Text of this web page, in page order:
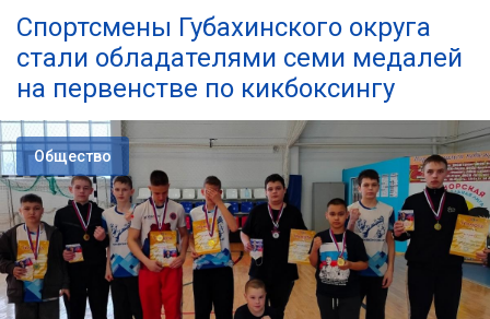
Наши интервью
Спортсмены Губахинского округа
стали обладателями семи медалей
на первенстве по кикбоксингу
Общество